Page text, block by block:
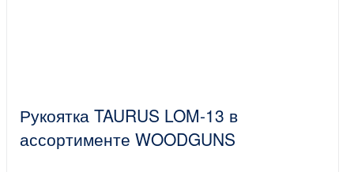
Рукоятка TAURUS LOM-13 в
ассортименте WOODGUNS